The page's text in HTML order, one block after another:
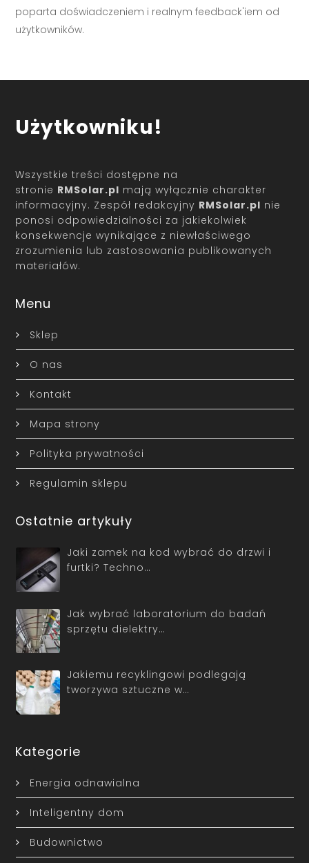
poparta doświadczeniem i realnym feedback'iem od
użytkowników.
Użytkowniku!
Wszystkie treści dostępne na
stronie RMSolar.pl mają wyłącznie charakter
informacyjny. Zespół redakcyjny RMSolar.pl nie
ponosi odpowiedzialności za jakiekolwiek
konsekwencje wynikające z niewłaściwego
zrozumienia lub zastosowania publikowanych
materiałów.
Menu
Sklep
O nas
Kontakt
Mapa strony
Polityka prywatności
Regulamin sklepu
Ostatnie artykuły
Jaki zamek na kod wybrać do drzwi i
furtki? Techno…
Jak wybrać laboratorium do badań
sprzętu dielektry…
Jakiemu recyklingowi podlegają
tworzywa sztuczne w…
Kategorie
Energia odnawialna
Inteligentny dom
Budownictwo